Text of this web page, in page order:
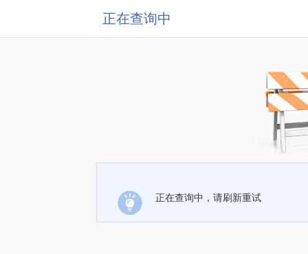
正在查询中
正在查询中，请刷新重试